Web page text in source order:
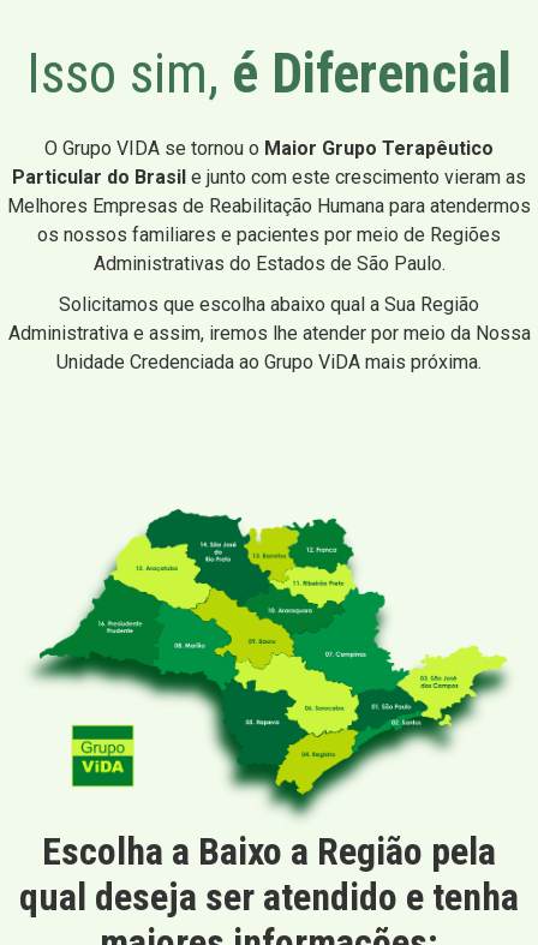
Isso sim, é Diferencial
O Grupo VIDA se tornou o Maior Grupo Terapêutico
Particular do Brasil e junto com este crescimento vieram as
Melhores Empresas de Reabilitação Humana para atendermos
os nossos familiares e pacientes por meio de Regiões
Administrativas do Estados de São Paulo.
Solicitamos que escolha abaixo qual a Sua Região
Administrativa e assim, iremos lhe atender por meio da Nossa
Unidade Credenciada ao Grupo ViDA mais próxima.
Escolha a Baixo a Região pela
qual deseja ser atendido e tenha